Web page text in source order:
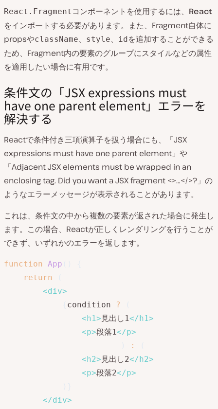
React.Fragment コンポーネントを使用するには、 React
をインポートする必要があります。また、Fragment自体に
propsやclassName、 style、 id を追加することができる
ため、Fragment内の要素のグループにスタイルなどの属性
を適用したい場合に有用です。
条件文の「JSX expressions must
have one parent element」エラーを
解決する
Reactで条件付き三項演算子を扱う場合にも、「JSX
expressions must have one parent element」や
「Adjacent JSX elements must be wrapped in an
enclosing tag. Did you want a JSX fragment <>…</>?」の
ようなエラーメッセージが表示されることがあります。
これは、条件文の中から複数の要素が返された場合に発生し
ます。この場合、Reactが正しくレンダリングを行うことが
できず、いずれかのエラーを返します。
function App
return
<div>
condition ?
<h1> 見出し1</h1>
<p>段落1</p>
:
<h2> 見出し2</h2>
<p>段落2</p>
</div>